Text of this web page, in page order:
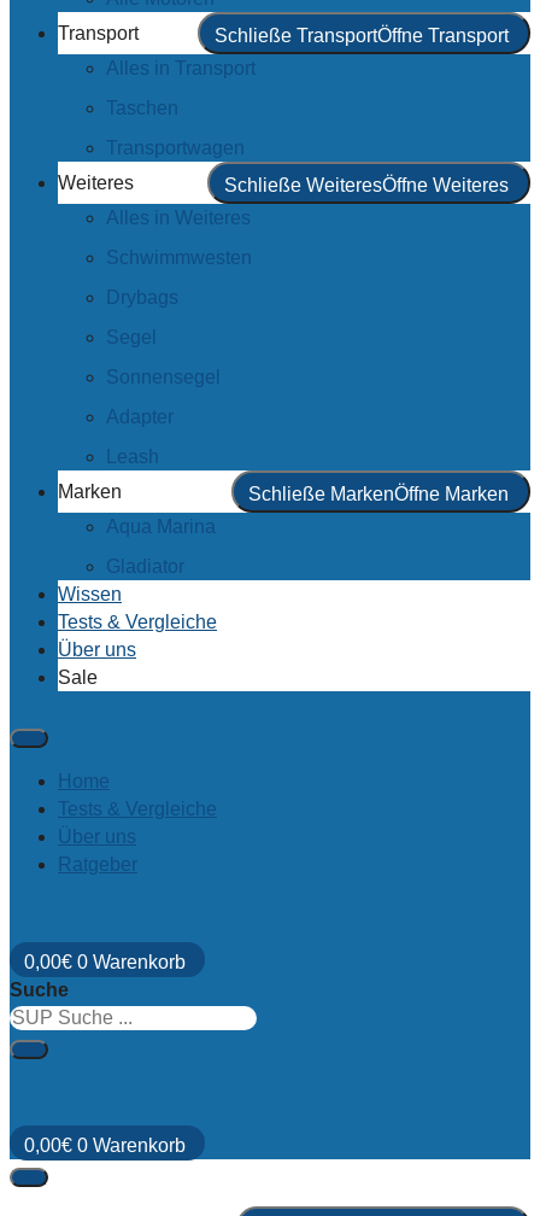
Transport
Schließe TransportÖffne Transport
Alles in Transport
Taschen
Transportwagen
Weiteres
Schließe WeiteresÖffne Weiteres
Alles in Weiteres
Schwimmwesten
Drybags
Segel
Sonnensegel
Adapter
Leash
Marken
Schließe MarkenÖffne Marken
Aqua Marina
Gladiator
Wissen
Tests & Vergleiche
Über uns
Sale
Home
Tests & Vergleiche
Über uns
Ratgeber
0,00€ 0 Warenkorb
Suche
0,00€ 0 Warenkorb